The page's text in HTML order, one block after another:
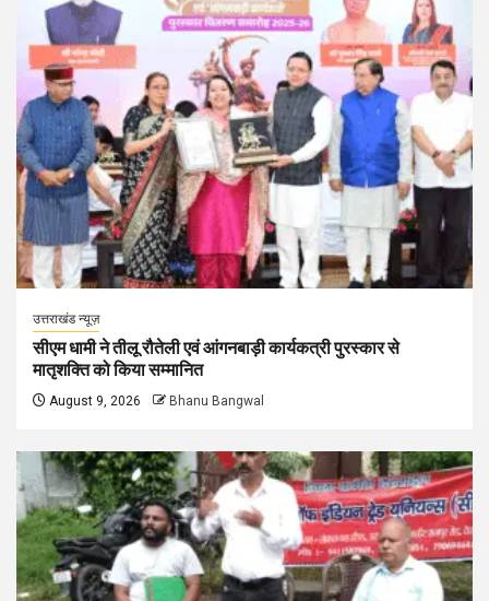
उत्तराखंड न्यूज़
सीएम धामी ने तीलू रौतेली एवं आंगनबाड़ी कार्यकत्री पुरस्कार से
मातृशक्ति को किया सम्मानित
August 9, 2026 Bhanu Bangwal